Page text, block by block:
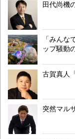
田代尚機
「みんな
ップ騒動
古賀真人
突然マル